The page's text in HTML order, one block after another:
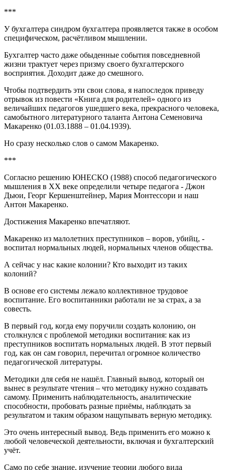
***
У бухгалтера синдром бухгалтера проявляется также в особом
специфическом, расчётливом мышлении.
Бухгалтер часто даже обыденные события повседневной
жизни трактует через призму своего бухгалтерского
восприятия. Доходит даже до смешного.
Чтобы подтвердить эти свои слова, я напоследок приведу
отрывок из повести «Книга для родителей» одного из
величайших педагогов ушедшего века, прекрасного человека,
самобытного литературного таланта Антона Семеновича
Макаренко (01.03.1888 – 01.04.1939).
Но сразу несколько слов о самом Макаренко.
***
Согласно решению ЮНЕСКО (1988) способ педагогического
мышления в ХХ веке определили четыре педагога - Джон
Дьюи, Георг Кершенштейнер, Мария Монтессори и наш
Антон Макаренко.
Достижения Макаренко впечатляют.
Макаренко из малолетних преступников – воров, убийц, -
воспитал нормальных людей, нормальных членов общества.
А сейчас у нас какие колонии? Кто выходит из таких
колоний?
В основе его системы лежало коллективное трудовое
воспитание. Его воспитанники работали не за страх, а за
совесть.
В первый год, когда ему поручили создать колонию, он
столкнулся с проблемой методики воспитания: как из
преступников воспитать нормальных людей. В этот первый
год, как он сам говорил, перечитал огромное количество
педагогической литературы.
Методики для себя не нашёл. Главный вывод, который он
вынес в результате чтения – что методику нужно создавать
самому. Применить наблюдательность, аналитические
способности, пробовать разные приёмы, наблюдать за
результатом и таким образом нащупывать верную методику.
Это очень интересный вывод. Ведь применить его можно к
любой человеческой деятельности, включая и бухгалтерский
учёт.
Само по себе знание, изучение теории любого вида